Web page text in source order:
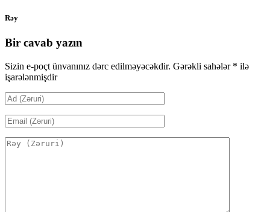
Rəy
Bir cavab yazın
Sizin e-poçt ünvanınız dərc edilməyəcəkdir. Gərəkli sahələr * ilə
işarələnmişdir